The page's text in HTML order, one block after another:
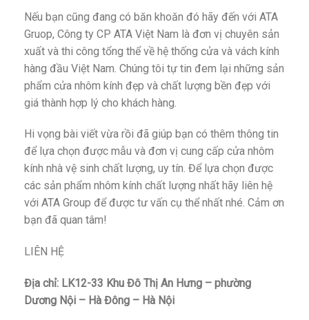
Nếu bạn cũng đang có băn khoăn đó hãy đến với ATA
Gruop, Công ty CP ATA Việt Nam là đơn vị chuyên sản
xuất và thi công tổng thể về hệ thống cửa và vách kính
hàng đầu Việt Nam. Chúng tôi tự tin đem lại những sản
phẩm cửa nhôm kính đẹp và chất lượng bền đẹp với
giá thành hợp lý cho khách hàng.
Hi vọng bài viết vừa rồi đã giúp bạn có thêm thông tin
để lựa chọn được mẫu và đơn vị cung cấp cửa nhôm
kính nhà vệ sinh chất lượng, uy tín. Để lựa chọn được
các sản phẩm nhôm kính chất lượng nhất hãy liên hệ
với ATA Group để được tư vấn cụ thể nhất nhé. Cảm ơn
bạn đã quan tâm!
LIÊN HỆ
Địa chỉ: LK12-33 Khu Đô Thị An Hưng – phường
Dương Nội – Hà Đông – Hà Nội